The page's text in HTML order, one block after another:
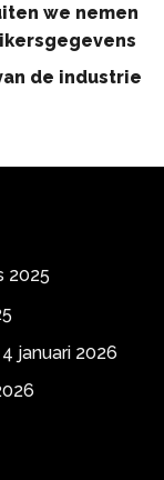
we nemen
de industrie
2025
januari 2026